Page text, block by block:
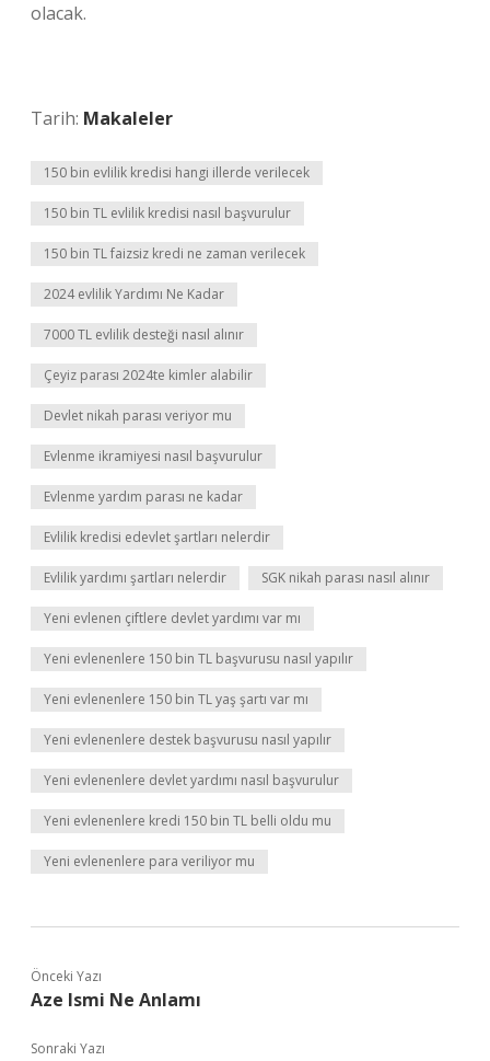
olacak.
Tarih: Makaleler
150 bin evlilik kredisi hangi illerde verilecek
150 bin TL evlilik kredisi nasıl başvurulur
150 bin TL faizsiz kredi ne zaman verilecek
2024 evlilik Yardımı Ne Kadar
7000 TL evlilik desteği nasıl alınır
Çeyiz parası 2024te kimler alabilir
Devlet nikah parası veriyor mu
Evlenme ikramiyesi nasıl başvurulur
Evlenme yardım parası ne kadar
Evlilik kredisi edevlet şartları nelerdir
Evlilik yardımı şartları nelerdir SGK nikah parası nasıl alınır
Yeni evlenen çiftlere devlet yardımı var mı
Yeni evlenenlere 150 bin TL başvurusu nasıl yapılır
Yeni evlenenlere 150 bin TL yaş şartı var mı
Yeni evlenenlere destek başvurusu nasıl yapılır
Yeni evlenenlere devlet yardımı nasıl başvurulur
Yeni evlenenlere kredi 150 bin TL belli oldu mu
Yeni evlenenlere para veriliyor mu
Önceki Yazı
Aze Ismi Ne Anlamı
Sonraki Yazı